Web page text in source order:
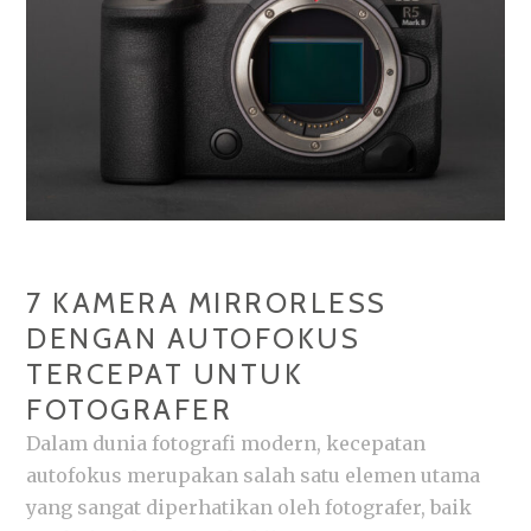
MAKSIMAL
7 KAMERA MIRRORLESS
DENGAN AUTOFOKUS
TERCEPAT UNTUK
FOTOGRAFER
Dalam dunia fotografi modern, kecepatan
autofokus merupakan salah satu elemen utama
yang sangat diperhatikan oleh fotografer, baik